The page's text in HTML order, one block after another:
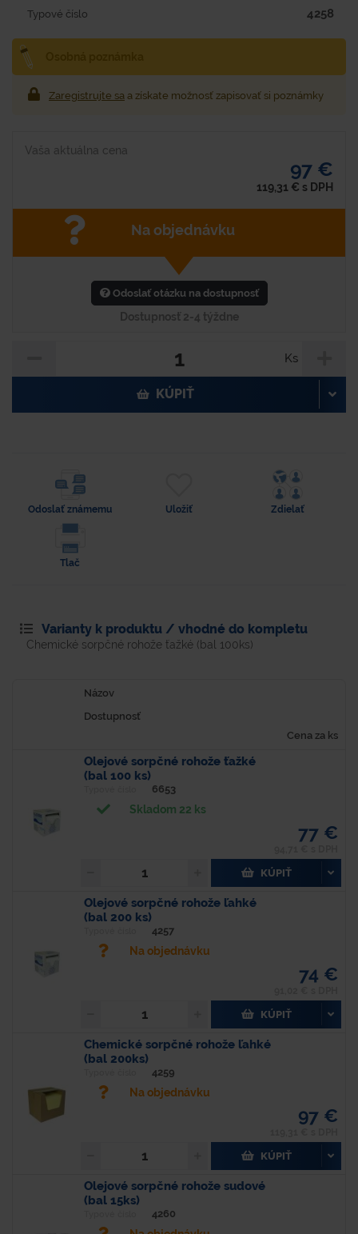
Typové číslo 4258
Zaregistrujte sa a získate možnosť zapisovať si poznámky
Vaša aktuálna cena
97 €
119,31 € s DPH
Na objednávku
Odoslať otázku na dostupnosť
Dostupnosť 2-4 týždne
Ks
KÚPIŤ
Odoslať známemu Uložiť Zdielať
Tlač
Varianty k produktu / vhodné do kompletu
Chemické sorpčné rohože ťažké (bal 100ks)
Názov
Dostupnosť
Cena za ks
Olejové sorpčné rohože ťažké
(bal 100 ks)
6653
Skladom 22 ks
77 €
KÚPIŤ
Olejové sorpčné rohože ľahké
(bal 200 ks)
4257
Na objednávku
74 €
KÚPIŤ
Chemické sorpčné rohože ľahké
(bal 200ks)
4259
Na objednávku
97 €
KÚPIŤ
Olejové sorpčné rohože sudové
(bal 15ks)
4260